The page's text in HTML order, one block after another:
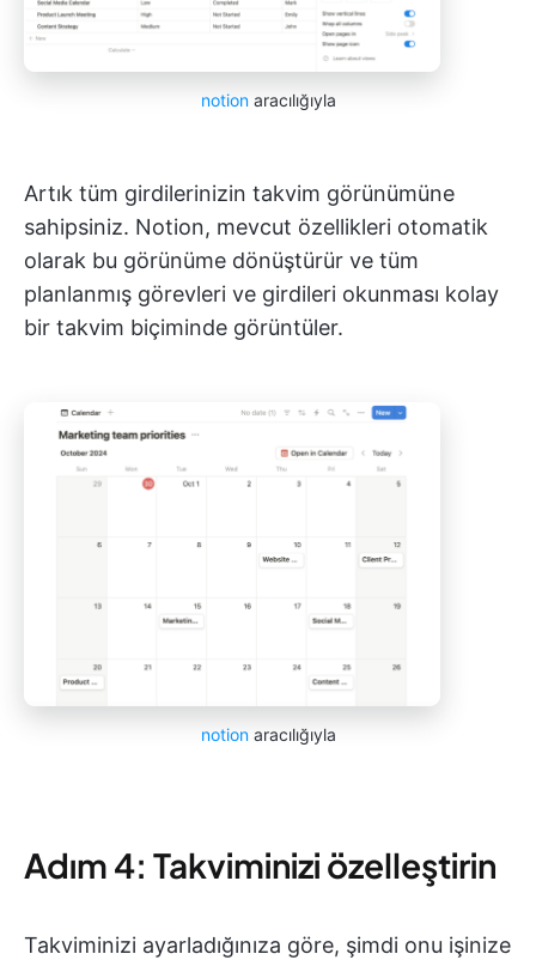
notionaracılığıyla
Artık tüm girdilerinizin takvim görünümüne
sahipsiniz. Notion, mevcut özellikleri otomatik
olarak bu görünüme dönüştürür ve tüm
planlanmış görevleri ve girdileri okunması kolay
bir takvim biçiminde görüntüler.
notionaracılığıyla
Adım 4: Takviminizi özelleştirin
Takviminizi ayarladığınıza göre, şimdi onu işinize